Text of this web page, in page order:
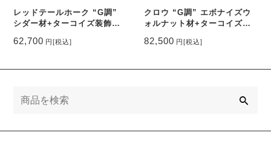
レッドテールホーク “G調”
シダー材+ターコイズ装飾
62,700 円[税込]
クロウ “G調” エボナイズウ
ォルナット材+ターコイズ装
82,500 円[税込]